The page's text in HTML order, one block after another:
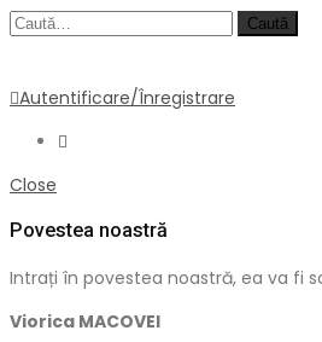
Caută
Autentificare/Înregistrare
Close
Povestea noastră
Intrați în povestea noastră, ea va fi
Viorica MACOVEI